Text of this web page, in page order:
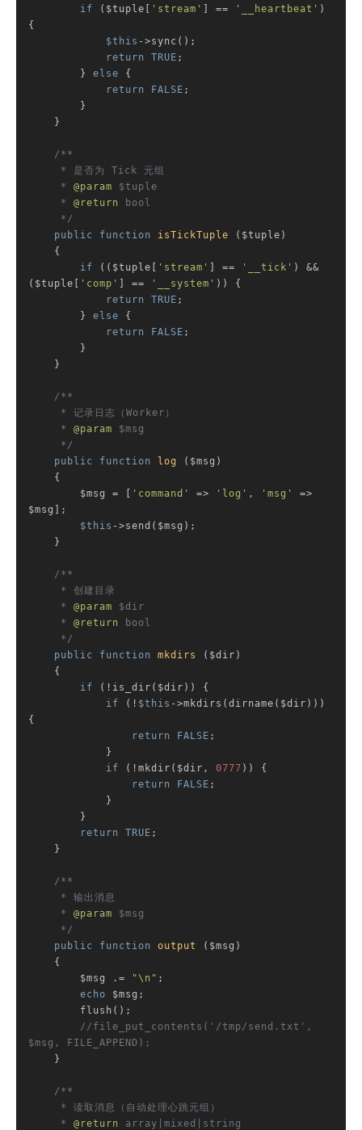
if ($tuple[ 'stream' ] == '__heartbeat' )
{
$this ->sync();
return
TRUE ;
        }
else {
return
FALSE ;
/**
     *
@param $tuple
     *
@return bool
     */
public
function isTickTuple
($tuple)
{
if (($tuple[ 'stream' ] == '__tick' ) &&
($tuple[
'comp' ] == '__system' )) {
return
TRUE ;
        }
else {
return
FALSE ;
/**
     *
@param $msg
     */
public
function log
($msg)
{
        $msg = [
'command' => 'log' , 'msg'
=>
$msg];
$this ->send($msg);
/**
     *
@param $dir
     *
@return bool
     */
public
function mkdirs
($dir)
{
if (!is_dir($dir)) {
if (! $this ->mkdirs(dirname($dir)))
{
return
FALSE ;
if (!mkdir($dir, 0777 )) {
return
FALSE ;
return
TRUE ;
/**
     *
@param $msg
     */
public
function output
($msg)
{
        $msg .=
"\n" ;
echo $msg;
//file_put_contents('/tmp/send.txt',
$msg, FILE_APPEND);
/**
     *
@return array|mixed|string